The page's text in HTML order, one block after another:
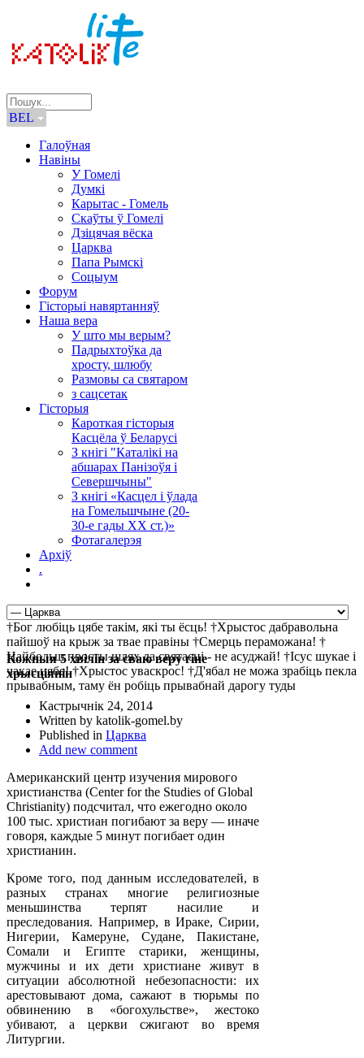
BEL
Галоўная
Навіны
У Гомелі
Думкі
Карытас - Гомель
Скаўты ў Гомелі
Дзіцячая вёска
Царква
Папа Рымскі
Соцыум
Форум
Гісторыі навяртанняў
Наша вера
У што мы верым?
Падрыхтоўка да
хросту, шлюбу
Размовы са святаром
з сацсетак
Гісторыя
Кароткая гісторыя
Касцёла ў Беларусі
З кнігі "Каталікі на
абшарах Панізоўя і
Севершчыны"
З кнігі «Касцел і ўлада
на Гомельшчыне (20-
30-е гады ХХ ст.)»
Фотагалерэя
Архіў
.
†Бог любіць цябе такім, які ты ёсць! †Хрыстос дабравольна
пайшоў на крыж за твае правіны †Смерць пераможана! †
Найбольш просты шлях да святасці - не асуджай! †Ісус шукае і
чакае цябе! †Хрыстос уваскрос! †Д'ябал не можа зрабіць пекла
прывабным, таму ён робіць прывабнай дарогу туды
Кожныя 5 хвілін за сваю веру гіне
хрысціянін
Кастрычнік 24, 2014
Written by katolik-gomel.by
Published in Царква
Add new comment
Американский центр изучения мирового
христианства (Center for the Studies of Global
Christianity) подсчитал, что ежегодно около
100 тыс. христиан погибают за веру — иначе
говоря, каждые 5 минут погибает один
христианин.
Кроме того, под данным исследователей, в
разных странах многие религиозные
меньшинства терпят насилие и
преследования. Например, в Ираке, Сирии,
Нигерии, Камеруне, Судане, Пакистане,
Сомали и Египте старики, женщины,
мужчины и их дети христиане живут в
ситуации абсолютной небезопасности: их
арестовывают дома, сажают в тюрьмы по
обвинению в «богохульстве», жестоко
убивают, а церкви сжигают во время
Литургии.